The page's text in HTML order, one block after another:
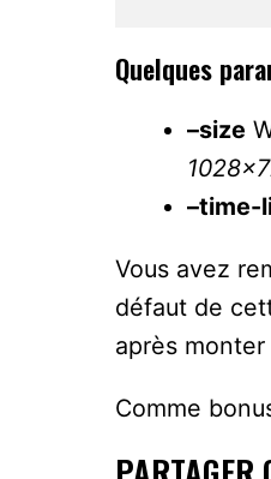
Quelques
–size
–time-
Vous avez
défaut de
après
Comme